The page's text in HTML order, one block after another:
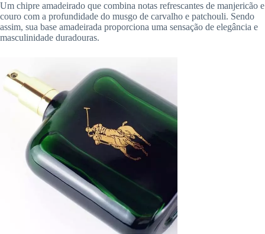
Um chipre amadeirado que combina notas refrescantes de manjericão e
couro com a profundidade do musgo de carvalho e patchouli. Sendo
assim, sua base amadeirada proporciona uma sensação de elegância e
masculinidade duradouras.